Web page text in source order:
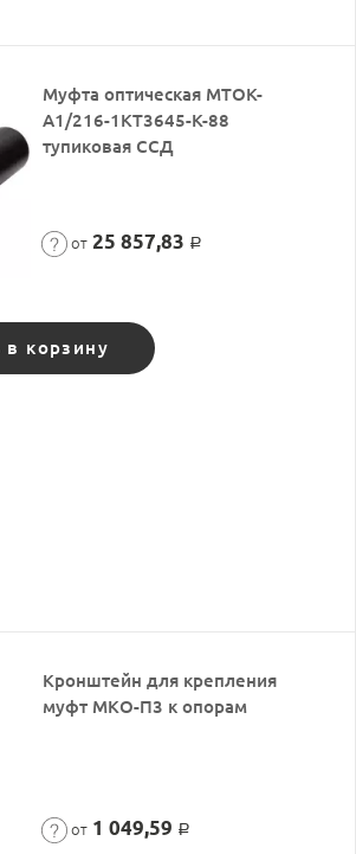
Муфта оптическая МТОК-
А1/216-1КТ3645-К-88
тупиковая ССД
от 25 857,83 Р
в корзину
Кронштейн для крепления
муфт МКО-П3 к опорам
от 1 049,59 Р